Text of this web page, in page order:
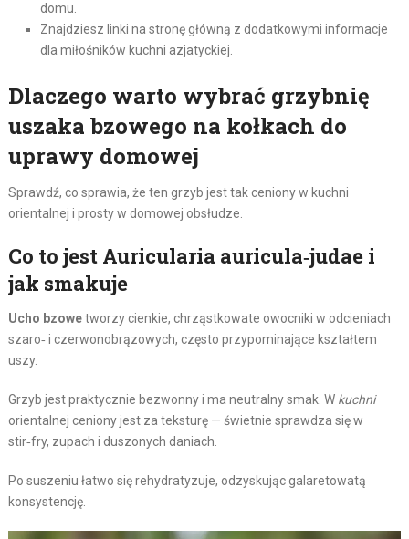
domu.
Znajdziesz linki na stronę główną z dodatkowymi informacje
dla miłośników kuchni azjatyckiej.
Dlaczego warto wybrać grzybnię
uszaka bzowego na kołkach do
uprawy domowej
Sprawdź, co sprawia, że ten grzyb jest tak ceniony w kuchni
orientalnej i prosty w domowej obsłudze.
Co to jest Auricularia auricula‑judae i
jak smakuje
Ucho bzowetworzy cienkie, chrząstkowate owocniki w odcieniach
szaro‑ i czerwonobrązowych, często przypominające kształtem
uszy.
Grzyb jest praktycznie bezwonny i ma neutralny smak. W kuchni
orientalnej ceniony jest za teksturę — świetnie sprawdza się w
stir‑fry, zupach i duszonych daniach.
Po suszeniu łatwo się rehydratyzuje, odzyskując galaretowatą
konsystencję.